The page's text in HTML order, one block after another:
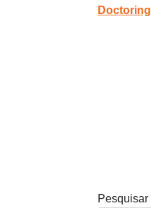
Doctoring
Pesquisar